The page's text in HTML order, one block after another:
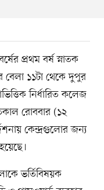
প্রথম বর্ষ স্নাতক
বেলা ১১টা থেকে দুপুর
নির্ধারিত কলেজ
রোববার (১২
কেন্দ্রগুলোর জন্য
ভর্তিবিষয়ক